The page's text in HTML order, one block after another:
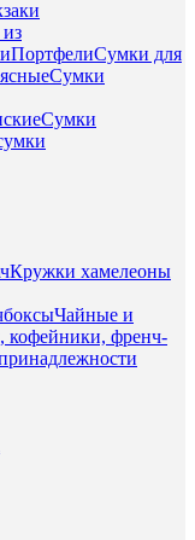
ПортфелиСумки для
Сумки
Сумки
Кружки хамелеоны
Чайные и
кофейники, френч-